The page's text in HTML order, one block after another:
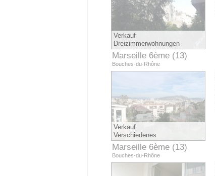
Verkauf
Dreizimmerwohnungen
Marseille 6ème (13)
Bouches-du-Rhône
Verkauf
Verschiedenes
Marseille 6ème (13)
Bouches-du-Rhône